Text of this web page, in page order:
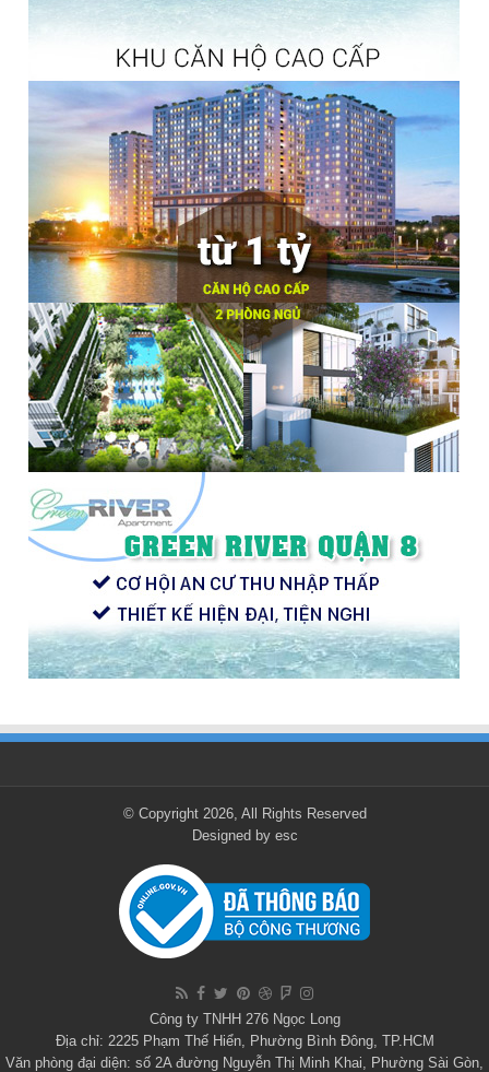
© Copyright 2026, All Rights Reserved
Designed by esc
Công ty TNHH 276 Ngọc Long
Địa chỉ: 2225 Phạm Thế Hiển, Phường Bình Đông, TP.HCM
Văn phòng đại diện: số 2A đường Nguyễn Thị Minh Khai, Phường Sài Gòn,